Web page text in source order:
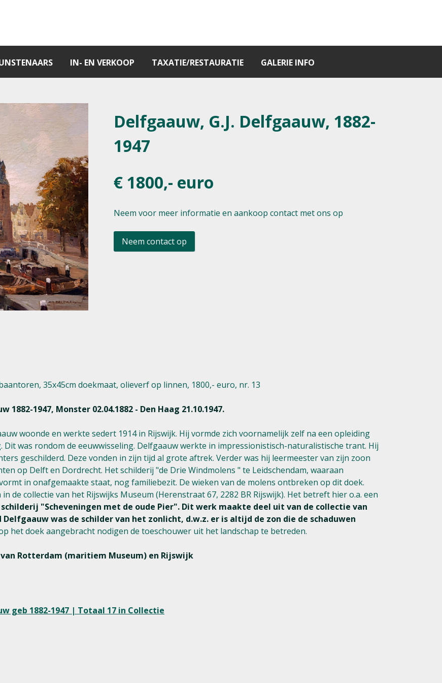
IN- EN VERKOOP TAXATIE/RESTAURATIE GALERIE INFO
Delfgaauw, G.J. Delfgaauw, 1882-
1947
€ 1800,- euro
Neem voor meer informatie en aankoop contact met ons op
Neem contact op
35x45cm doekmaat, olieverf op linnen, 1800,- euro, nr. 13
1947, Monster 02.04.1882 - Den Haag 21.10.1947.
woonde en werkte sedert 1914 in Rijswijk. Hij vormde zich voornamelijk zelf na een opleiding
Dit was rondom de eeuwwisseling. Delfgaauw werkte in impressionistisch-naturalistische trant. Hij
geschilderd. Deze vonden in zijn tijd al grote aftrek. Verder was hij leermeester van zijn zoon
op Delft en Dordrecht. Het schilderij "de Drie Windmolens " te Leidschendam, waaraan
in onafgemaakte staat, nog familiebezit. De wieken van de molens ontbreken op dit doek.
de collectie van het Rijswijks Museum (Herenstraat 67, 2282 BR Rijswijk). Het betreft hier o.a. een
"Scheveningen met de oude Pier". Dit werk maakte deel uit van de collectie van
Delfgaauw was de schilder van het zonlicht, d.w.z. er is altijd de zon die de schaduwen
het doek aangebracht nodigen de toeschouwer uit het landschap te betreden.
Rotterdam (maritiem Museum) en Rijswijk
geb 1882-1947 | Totaal 17 in Collectie